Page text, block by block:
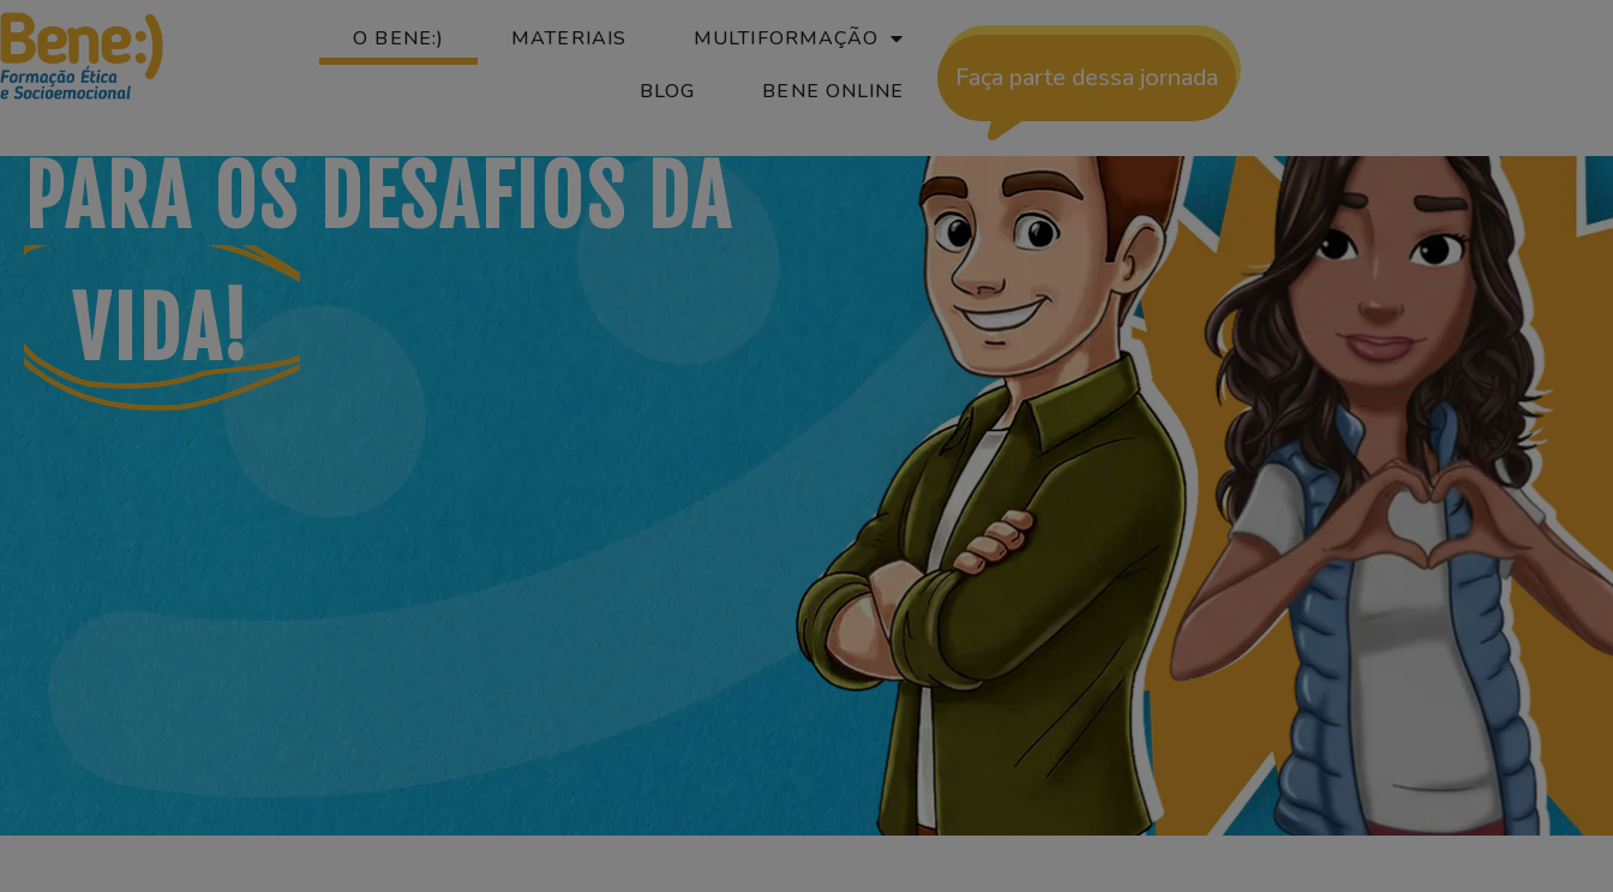
O BENE:) MATERIAIS
MULTIFORMAÇÃO
BLOG
BENE ONLINE Faça parte dessa jornada
ESTEJA
PREPARADO
PARA OS DESAFIOS DA
VIDA!